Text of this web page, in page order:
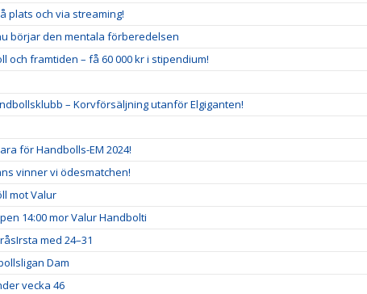
plats och via streaming!
börjar den mentala förberedelsen
och framtiden – få 60 000 kr i stipendium!
– Korvförsäljning utanför Elgiganten!
för Handbolls-EM 2024!
vinner vi ödesmatchen!
mot Valur
14:00 mor Valur Handbolti
med 24–31
Dam
vecka 46